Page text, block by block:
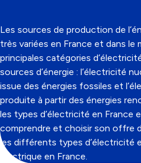
Les sources de production de
très variées en France et dans le
principales catégories
sources d’énergie : l’électricité
issue des énergies fossiles et
produite à partir des énergies
les types d’électricité en France
comprendre et choisir son offre
les différents types d’électricité
électrique en France.